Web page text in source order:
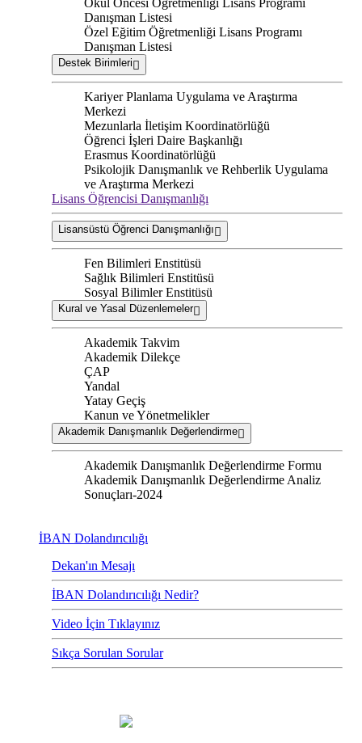
Okul Öncesi Öğretmenliği Lisans Programı
Danışman Listesi
Özel Eğitim Öğretmenliği Lisans Programı
Danışman Listesi
Destek Birimleri
Kariyer Planlama Uygulama ve Araştırma
Merkezi
Mezunlarla İletişim Koordinatörlüğü
Öğrenci İşleri Daire Başkanlığı
Erasmus Koordinatörlüğü
Psikolojik Danışmanlık ve Rehberlik Uygulama
ve Araştırma Merkezi
Lisans Öğrencisi Danışmanlığı
Lisansüstü Öğrenci Danışmanlığı
Fen Bilimleri Enstitüsü
Sağlık Bilimleri Enstitüsü
Sosyal Bilimler Enstitüsü
Kural ve Yasal Düzenlemeler
Akademik Takvim
Akademik Dilekçe
ÇAP
Yandal
Yatay Geçiş
Kanun ve Yönetmelikler
Akademik Danışmanlık Değerlendirme
Akademik Danışmanlık Değerlendirme Formu
Akademik Danışmanlık Değerlendirme Analiz
Sonuçları-2024
İBAN Dolandırıcılığı
Dekan'ın Mesajı
İBAN Dolandırıcılığı Nedir?
Video İçin Tıklayınız
Sıkça Sorulan Sorular